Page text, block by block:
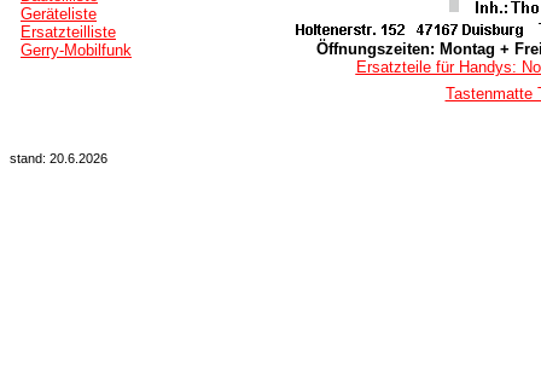
Geräteliste
Ersatzteilliste
Gerry-Mobilfunk
Öffnungszeiten: Montag +
Ersatzteile für Handys:
Tastenmatte
stand: 20.6.2026